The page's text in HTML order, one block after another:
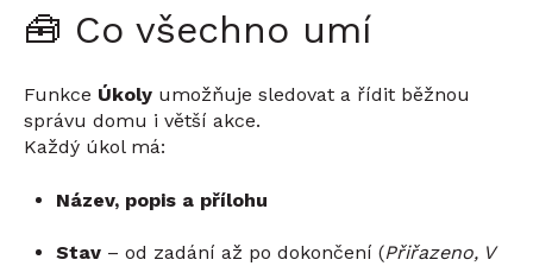
🧰 Co všechno umí
Funkce Úkoly umožňuje sledovat a řídit běžnou
správu domu i větší akce.
Každý úkol má:
Název, popis a přílohu
Stav – od zadání až po dokončení (Přiřazeno, V